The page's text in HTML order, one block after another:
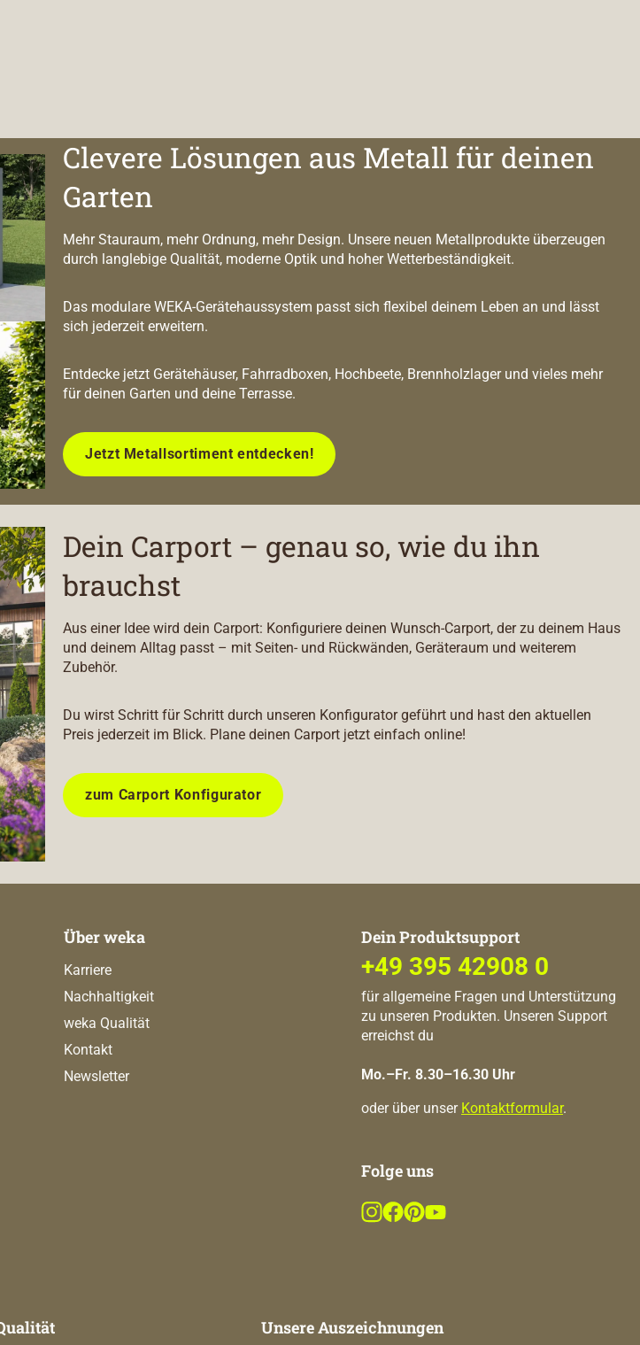
Clevere Lösungen aus Metall für deinen
Garten
Mehr Stauraum, mehr Ordnung, mehr Design. Unsere neuen Metallprodukte überzeugen
durch langlebige Qualität, moderne Optik und hoher Wetterbeständigkeit.
Das modulare WEKA-Gerätehaussystem passt sich flexibel deinem Leben an und lässt
sich jederzeit erweitern.
Entdecke jetzt Gerätehäuser, Fahrradboxen, Hochbeete, Brennholzlager und vieles mehr
für deinen Garten und deine Terrasse.
Jetzt Metallsortiment entdecken!
Dein Carport – genau so, wie du ihn
brauchst
Aus einer Idee wird dein Carport: Konfiguriere deinen Wunsch-Carport, der zu deinem Haus
und deinem Alltag passt – mit Seiten- und Rückwänden, Geräteraum und weiterem
Zubehör.
Du wirst Schritt für Schritt durch unseren Konfigurator geführt und hast den aktuellen
Preis jederzeit im Blick. Plane deinen Carport jetzt einfach online!
zum Carport Konfigurator
Über weka
Karriere
Nachhaltigkeit
weka Qualität
Kontakt
Newsletter
Dein Produktsupport
+49 395 42908 0
für allgemeine Fragen und Unterstützung
zu unseren Produkten. Unseren Support
erreichst du
Mo.–Fr. 8.30–16.30 Uhr
oder über unser Kontaktformular.
Folge uns
Unsere Auszeichnungen